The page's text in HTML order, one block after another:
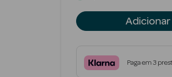
Adicionar
Paga em 3